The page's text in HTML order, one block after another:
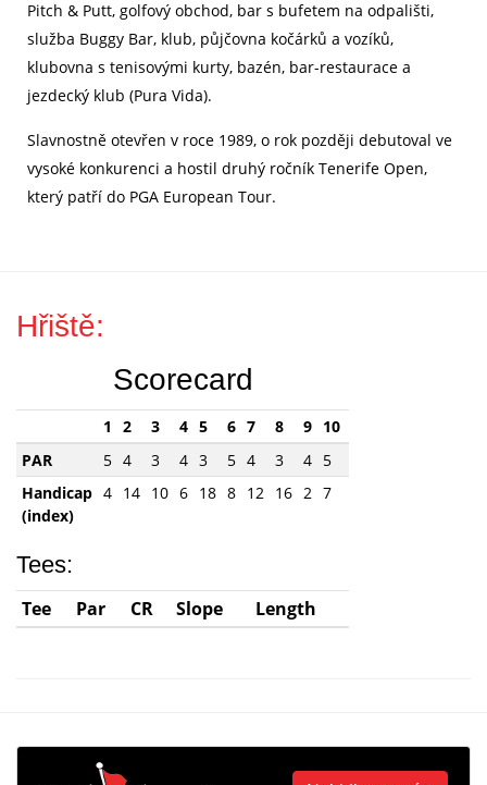
Pitch & Putt, golfový obchod, bar s bufetem na odpališti,
služba Buggy Bar, klub, půjčovna kočárků a vozíků,
klubovna s tenisovými kurty, bazén, bar-restaurace a
jezdecký klub (Pura Vida).
Slavnostně otevřen v roce 1989, o rok později debutoval ve
vysoké konkurenci a hostil druhý ročník Tenerife Open,
který patří do PGA European Tour.
Hřiště:
Scorecard
1 2 3 4 5 6 7 8 9 10
PAR
5 4 3 4 3 5 4 3 4 5
Handicap
(index)
4 14 10 6 18 8 12 16 2 7
Tees:
Tee Par CR Slope Length